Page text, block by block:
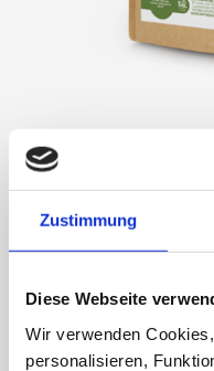
Zustimmung
Diese Webseite
Wir verwenden
personalisieren,
YETI-BIO
Lieferzeit:3-5 Tage
inkl. 7 % MwSt. zzgl.